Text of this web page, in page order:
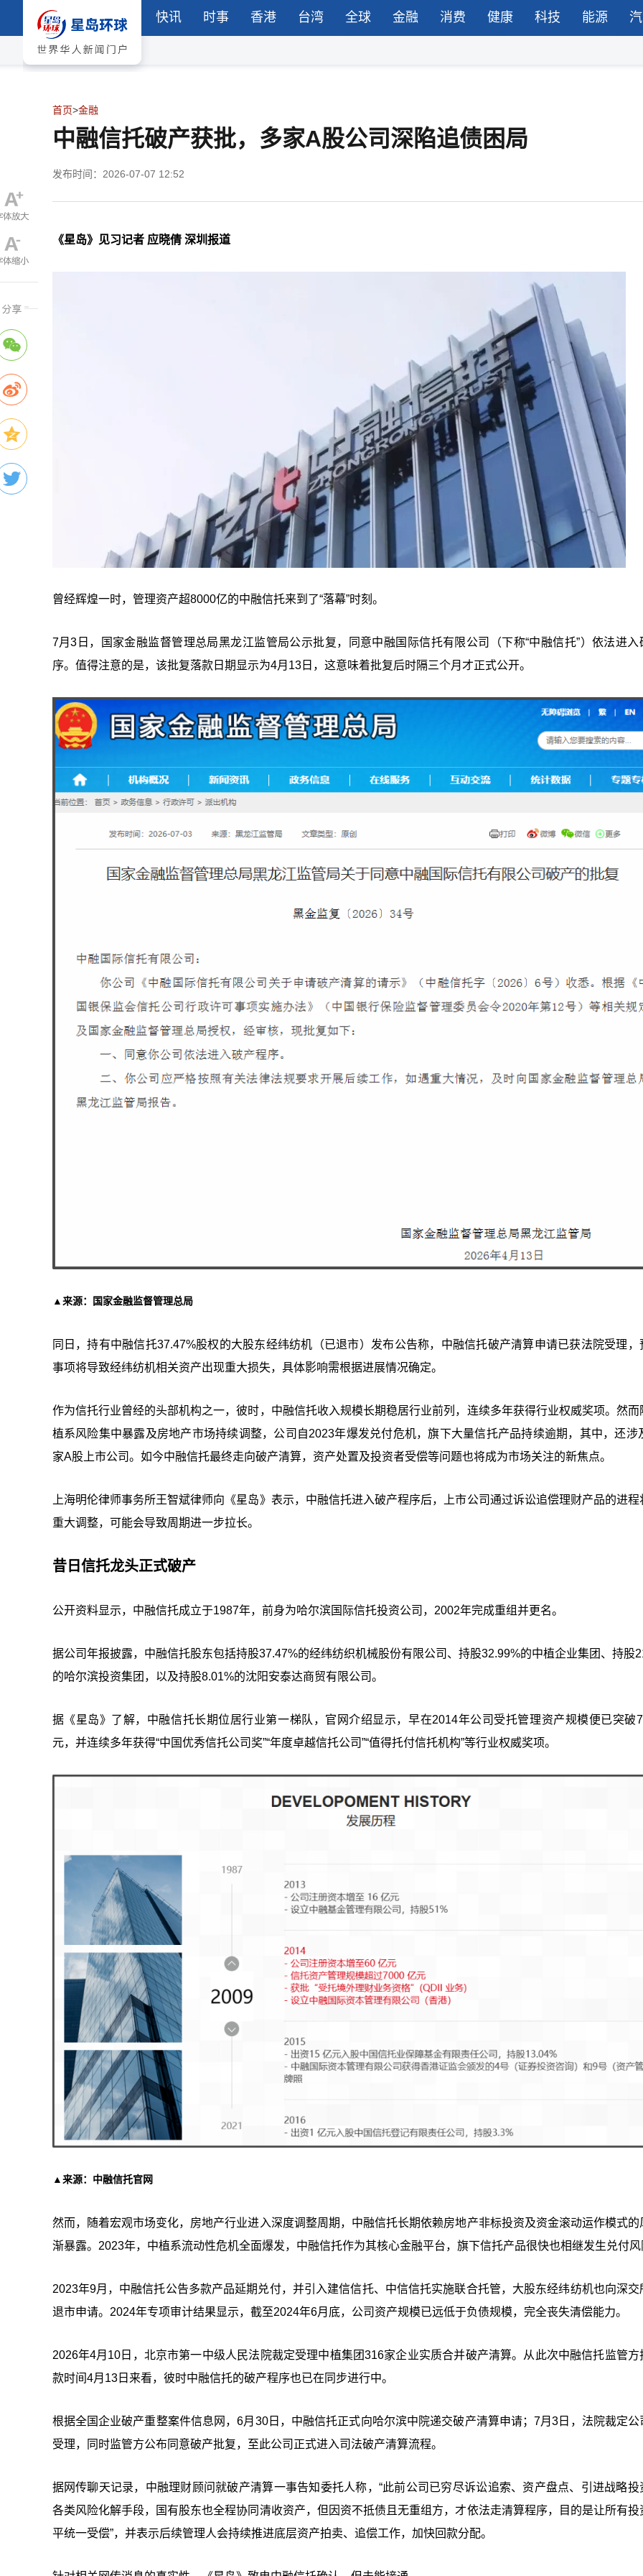
快讯 时事 香港 台湾 全球 金融 消费 健康 科技 能源
首页>金融
中融信托破产获批，多家A股公司深陷追债困局
发布时间：2026-07-07 12:52
《星岛》见习记者 应晓倩 深圳报道
曾经辉煌一时，管理资产超8000亿的中融信托来到了“落幕”时刻。
7月3日，国家金融监督管理总局黑龙江监管局公示批复，同意中融国际信托有限公司（下称“中融信托”）依法进入
序。值得注意的是，该批复落款日期显示为4月13日，这意味着批复后时隔三个月才正式公开。
▲来源：国家金融监督管理总局
同日，持有中融信托37.47%股权的大股东经纬纺机（已退市）发布公告称，中融信托破产清算申请已获法院受理，
事项将导致经纬纺机相关资产出现重大损失，具体影响需根据进展情况确定。
作为信托行业曾经的头部机构之一，彼时，中融信托收入规模长期稳居行业前列，连续多年获得行业权威奖项。然而
植系风险集中暴露及房地产市场持续调整，公司自2023年爆发兑付危机，旗下大量信托产品持续逾期，其中，还涉
家A股上市公司。如今中融信托最终走向破产清算，资产处置及投资者受偿等问题也将成为市场关注的新焦点。
上海明伦律师事务所王智斌律师向《星岛》表示，中融信托进入破产程序后，上市公司通过诉讼追偿理财产品的进程
重大调整，可能会导致周期进一步拉长。
昔日信托龙头正式破产
公开资料显示，中融信托成立于1987年，前身为哈尔滨国际信托投资公司，2002年完成重组并更名。
据公司年报披露，中融信托股东包括持股37.47%的经纬纺织机械股份有限公司、持股32.99%的中植企业集团、持股
的哈尔滨投资集团，以及持股8.01%的沈阳安泰达商贸有限公司。
据《星岛》了解，中融信托长期位居行业第一梯队，官网介绍显示，早在2014年公司受托管理资产规模便已突破
元，并连续多年获得“中国优秀信托公司奖”“年度卓越信托公司”“值得托付信托机构”等行业权威奖项。
▲来源：中融信托官网
然而，随着宏观市场变化，房地产行业进入深度调整周期，中融信托长期依赖房地产非标投资及资金滚动运作模式的
渐暴露。2023年，中植系流动性危机全面爆发，中融信托作为其核心金融平台，旗下信托产品很快也相继发生兑付风
2023年9月，中融信托公告多款产品延期兑付，并引入建信信托、中信信托实施联合托管，大股东经纬纺机也向深交
退市申请。2024年专项审计结果显示，截至2024年6月底，公司资产规模已远低于负债规模，完全丧失清偿能力。
2026年4月10日，北京市第一中级人民法院裁定受理中植集团316家企业实质合并破产清算。从此次中融信托监管方
款时间4月13日来看，彼时中融信托的破产程序也已在同步进行中。
根据全国企业破产重整案件信息网，6月30日，中融信托正式向哈尔滨中院递交破产清算申请；7月3日，法院裁定公
受理，同时监管方公布同意破产批复，至此公司正式进入司法破产清算流程。
据网传聊天记录，中融理财顾问就破产清算一事告知委托人称，“此前公司已穷尽诉讼追索、资产盘点、引进战略投
各类风险化解手段，国有股东也全程协同清收资产，但因资不抵债且无重组方，才依法走清算程序，目的是让所有投
平统一受偿”，并表示后续管理人会持续推进底层资产拍卖、追偿工作，加快回款分配。